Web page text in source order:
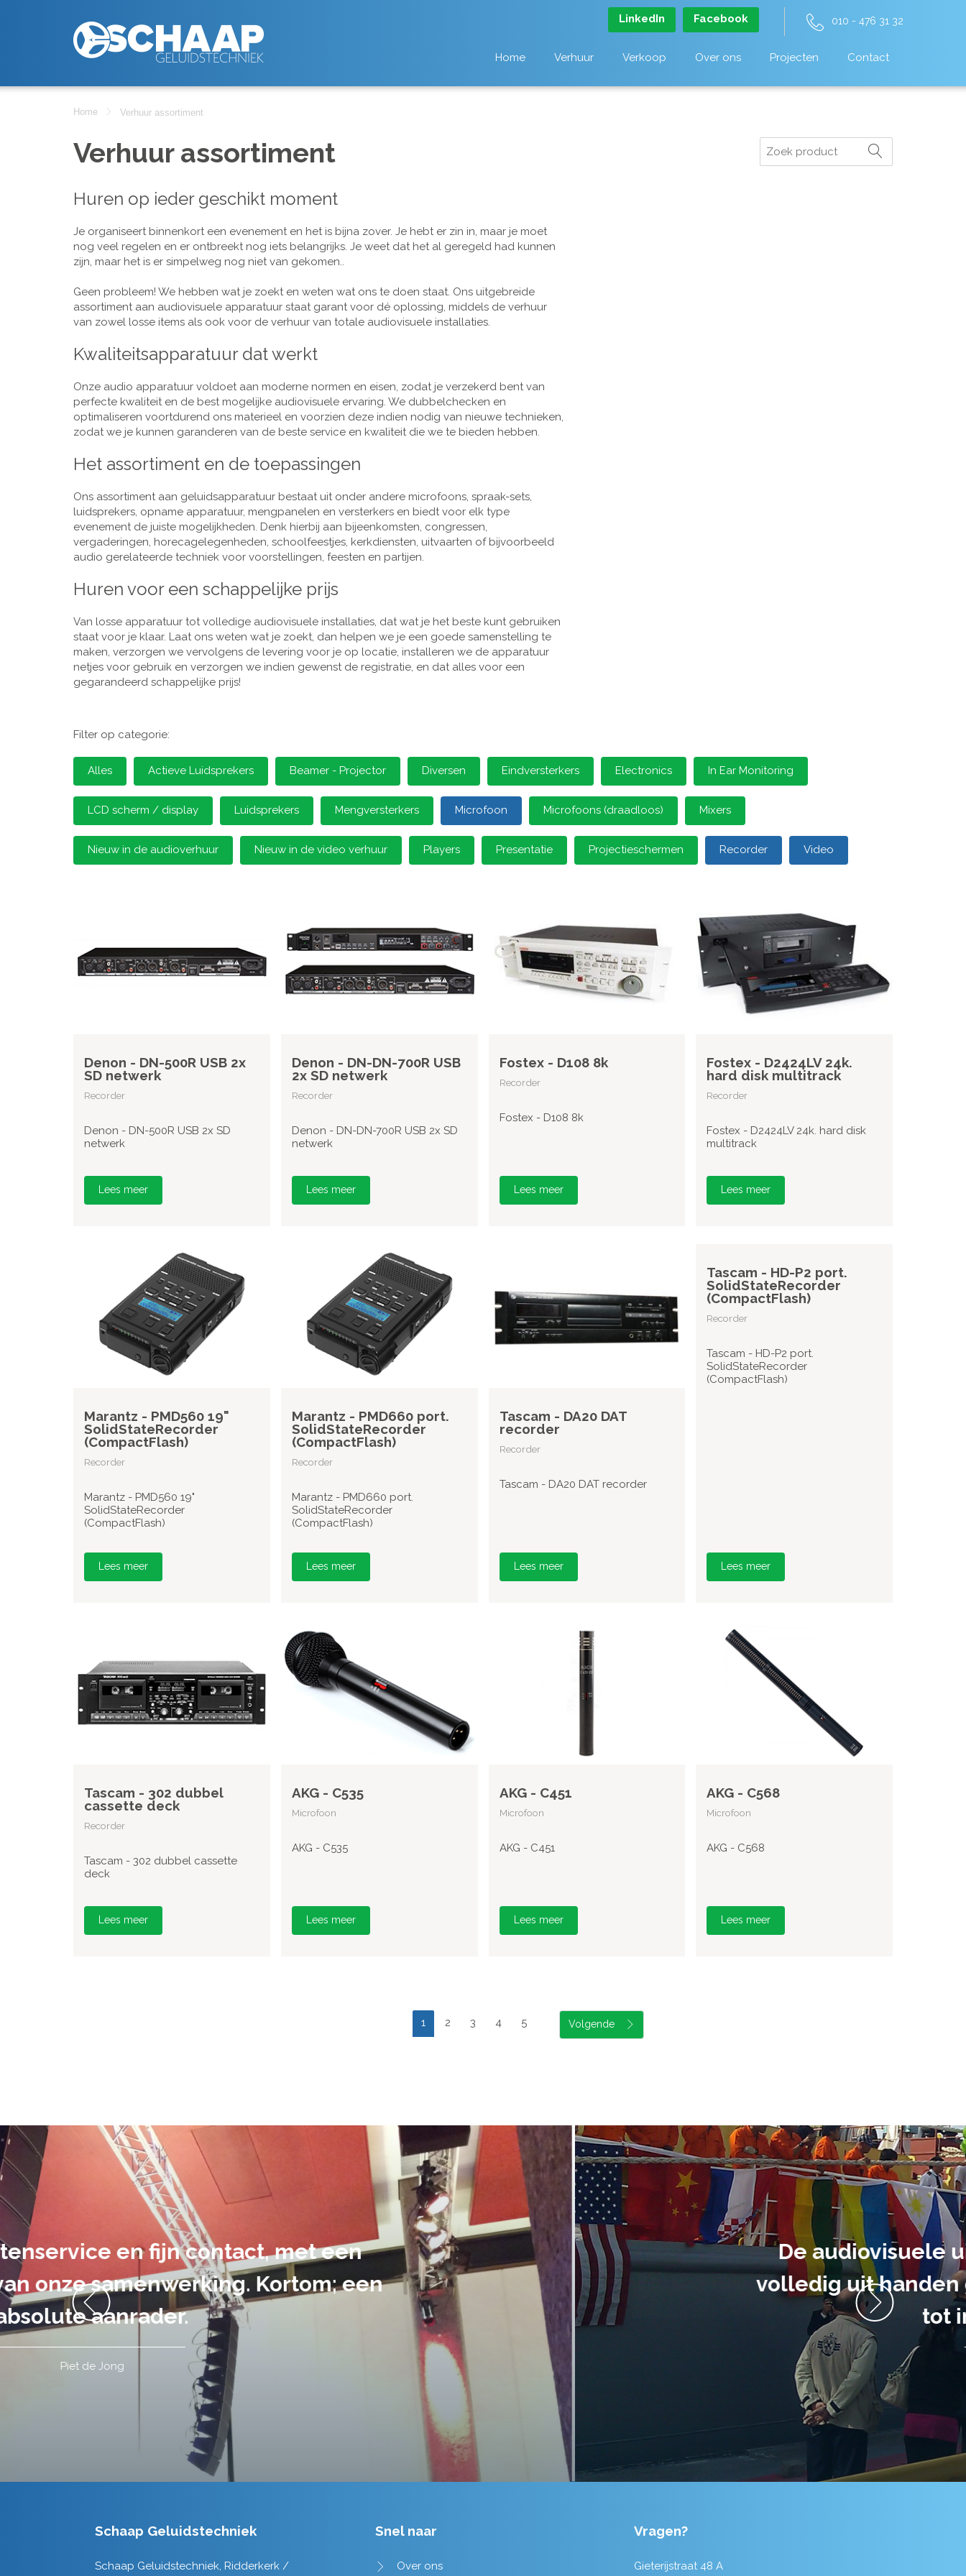
LinkedIn Facebook 010 - 476 31 32
Home Verhuur Verkoop Over ons Projecten Contact
Home Verhuur assortiment
Verhuur assortiment
Huren op ieder geschikt moment
Je organiseert binnenkort een evenement en het is bijna zover. Je hebt er zin in, maar je moet
nog veel regelen en er ontbreekt nog iets belangrijks. Je weet dat het al geregeld had kunnen
zijn, maar het is er simpelweg nog niet van gekomen..
Geen probleem! We hebben wat je zoekt en weten wat ons te doen staat. Ons uitgebreide
assortiment aan audiovisuele apparatuur staat garant voor dé oplossing, middels de verhuur
van zowel losse items als ook voor de verhuur van totale audiovisuele installaties.
Kwaliteitsapparatuur dat werkt
Onze audio apparatuur voldoet aan moderne normen en eisen, zodat je verzekerd bent van
perfecte kwaliteit en de best mogelijke audiovisuele ervaring. We dubbelchecken en
optimaliseren voortdurend ons materieel en voorzien deze indien nodig van nieuwe technieken,
zodat we je kunnen garanderen van de beste service en kwaliteit die we te bieden hebben.
Het assortiment en de toepassingen
Ons assortiment aan geluidsapparatuur bestaat uit onder andere microfoons, spraak-sets,
luidsprekers, opname apparatuur, mengpanelen en versterkers en biedt voor elk type
evenement de juiste mogelijkheden. Denk hierbij aan bijeenkomsten, congressen,
vergaderingen, horecagelegenheden, schoolfeestjes, kerkdiensten, uitvaarten of bijvoorbeeld
audio gerelateerde techniek voor voorstellingen, feesten en partijen.
Huren voor een schappelijke prijs
Van losse apparatuur tot volledige audiovisuele installaties, dat wat je het beste kunt gebruiken
staat voor je klaar. Laat ons weten wat je zoekt, dan helpen we je een goede samenstelling te
maken, verzorgen we vervolgens de levering voor je op locatie, installeren we de apparatuur
netjes voor gebruik en verzorgen we indien gewenst de registratie, en dat alles voor een
gegarandeerd schappelijke prijs!
Zoeken
Filter op categorie:
Alles Actieve Luidsprekers Beamer - Projector Diversen Eindversterkers Electronics In Ear Monitoring
LCD scherm / display Luidsprekers Mengversterkers Microfoon Microfoons (draadloos) Mixers
Nieuw in de audioverhuur Nieuw in de video verhuur Players Presentatie Projectieschermen Recorder Video
Denon - DN-500R USB 2x
SD netwerk
Recorder
Denon - DN-500R USB 2x SD
netwerk
Lees meer
Denon - DN-DN-700R USB
2x SD netwerk
Recorder
Denon - DN-DN-700R USB 2x SD
netwerk
Lees meer
Fostex - D108 8k
Recorder
Fostex - D108 8k
Lees meer
Fostex - D2424LV 24k.
hard disk multitrack
Recorder
Fostex - D2424LV 24k. hard disk
multitrack
Lees meer
Marantz - PMD560 19"
SolidStateRecorder
(CompactFlash)
Recorder
Marantz - PMD560 19"
SolidStateRecorder
(CompactFlash)
Lees meer
Marantz - PMD660 port.
SolidStateRecorder
(CompactFlash)
Recorder
Marantz - PMD660 port.
SolidStateRecorder
(CompactFlash)
Lees meer
Tascam - DA20 DAT
recorder
Recorder
Tascam - DA20 DAT recorder
Lees meer
Tascam - HD-P2 port.
SolidStateRecorder
(CompactFlash)
Recorder
Tascam - HD-P2 port.
SolidStateRecorder
(CompactFlash)
Lees meer
Tascam - 302 dubbel
cassette deck
Recorder
Tascam - 302 dubbel cassette
deck
Lees meer
AKG - C535
Microfoon
AKG - C535
Lees meer
AKG - C451
Microfoon
AKG - C451
Lees meer
AKG - C568
Microfoon
AKG - C568
Lees meer
1 2 3 4 5
De audiovisuele uitvoering van ons evenement heb ik
volledig uit handen gegeven en dat is een aanrader! Alles
tot in de puntjes verzorgd.
Tim de Lange
Schaap Geluidstechniek
Schaap Geluidstechniek, Ridderkerk /
Snel naar
Over ons
Vragen?
Gieterijstraat 48 A